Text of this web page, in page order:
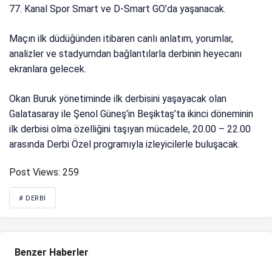
77. Kanal Spor Smart ve D-Smart GO’da yaşanacak.
Maçın ilk düdüğünden itibaren canlı anlatım, yorumlar,
analizler ve stadyumdan bağlantılarla derbinin heyecanı
ekranlara gelecek.
Okan Buruk yönetiminde ilk derbisini yaşayacak olan
Galatasaray ile Şenol Güneş’in Beşiktaş’ta ikinci döneminin
ilk derbisi olma özelliğini taşıyan mücadele, 20.00 – 22.00
arasında Derbi Özel programıyla izleyicilerle buluşacak.
Post Views: 259
# DERBI
Benzer Haberler